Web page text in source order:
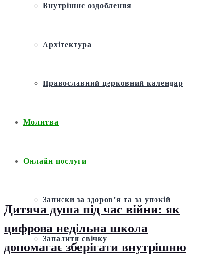
Внутрішнє оздоблення
Архітектура
Православний церковний календар
Молитва
Онлайн послуги
Записки за здоров’я та за упокій
Запалити свічку
Дитяча душа під час війни: як
цифрова недільна школа
допомагає зберігати внутрішню